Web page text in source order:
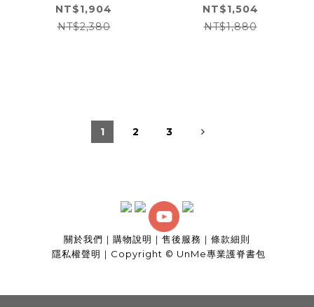
(U9535)
NT$1,904
NT$2,380
(U3085S)
NT$1,504
NT$1,880
1 2 3
關於我們 ｜ 購物說明 ｜ 售後服務 ｜ 條款細則
隱私權聲明 ｜ Copyright © UnMe專業護脊書包